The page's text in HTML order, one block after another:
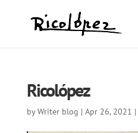
Ricolópez
byWriter blog | Apr 26, 2021 |